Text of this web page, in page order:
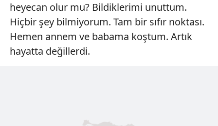
heyecan olur mu? Bildiklerimi unuttum.
Hiçbir şey bilmiyorum. Tam bir sıfır noktası.
Hemen annem ve babama koştum. Artık
hayatta değillerdi.